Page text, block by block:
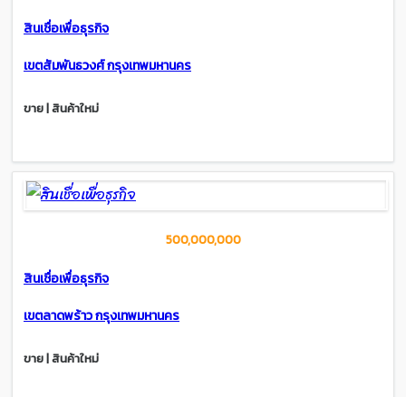
สินเชื่อเพื่อธุรกิจ
เขตสัมพันธวงศ์ กรุงเทพมหานคร
ขาย | สินค้าใหม่
500,000,000
สินเชื่อเพื่อธุรกิจ
เขตลาดพร้าว กรุงเทพมหานคร
ขาย | สินค้าใหม่